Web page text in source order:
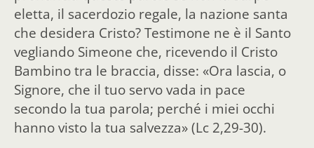
eletta, il sacerdozio regale, la nazione santa
che desidera Cristo? Testimone ne è il Santo
vegliando Simeone che, ricevendo il Cristo
Bambino tra le braccia, disse: «Ora lascia, o
Signore, che il tuo servo vada in pace
secondo la tua parola; perché i miei occhi
hanno visto la tua salvezza» (Lc 2,29-30).